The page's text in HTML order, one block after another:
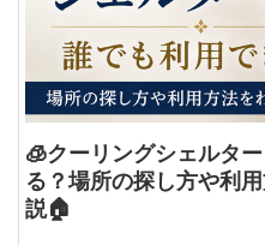
🧊クーリングシェルタ
る？場所の探し方や利
説🏠